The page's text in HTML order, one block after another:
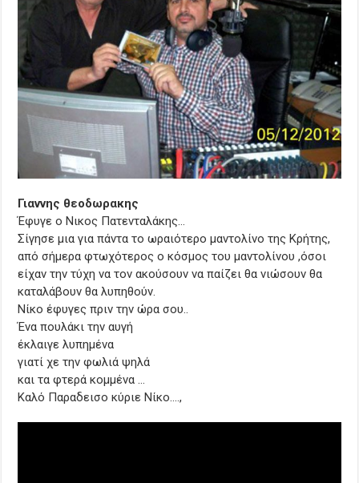
Γιαννης θεοδωρακης
Έφυγε ο Νικος Πατενταλάκης…
Σίγησε μια για πάντα το ωραιότερο μαντολίνο της Κρήτης,
από σήμερα φτωχότερος ο κόσμος του μαντολίνου ,όσοι
είχαν την τύχη να τον ακούσουν να παίζει θα νιώσουν θα
καταλάβουν θα λυπηθούν.
Νίκο έφυγες πριν την ώρα σου..
Ένα πουλάκι την αυγή
έκλαιγε λυπημένα
γιατί χε την φωλιά ψηλά
και τα φτερά κομμένα …
Καλό Παραδεισο κύριε Νίκο….,